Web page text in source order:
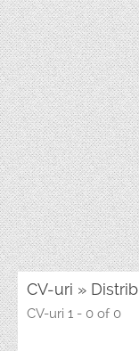
CV-uri »
CV-uri 1 - 0 of 0